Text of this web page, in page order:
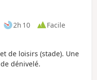
2h 10
Facile
de loisirs (stade). Une
dénivelé.